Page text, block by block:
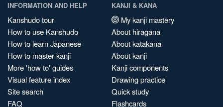
INFORMATION AND HELP
Kanshudo tour
How to use Kanshudo
How to learn Japanese
How to master kanji
More 'how to' guides
Visual feature index
Site search
FAQ
KANJI & KANA
My kanji mastery
About hiragana
About katakana
About kanji
Kanji components
Drawing practice
Quick study
Flashcards